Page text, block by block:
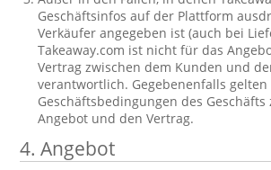
Geschäftsinfos auf der Plattform
Verkäufer angegeben ist (auch bei
Takeaway.com ist nicht für das
Vertrag zwischen dem Kunden und
verantwortlich. Gegebenenfalls
Geschäftsbedingungen des
Angebot und den Vertrag.
4. Angebot